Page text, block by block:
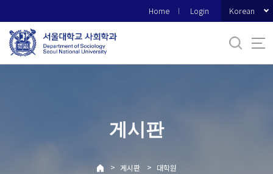
로
메
Home Login Korean
게시판
> 게시판 > 대학원